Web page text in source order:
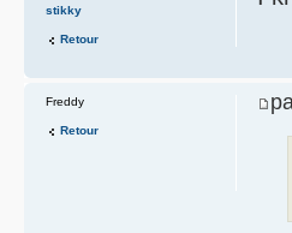
stikky
Retour
Freddy
Retour